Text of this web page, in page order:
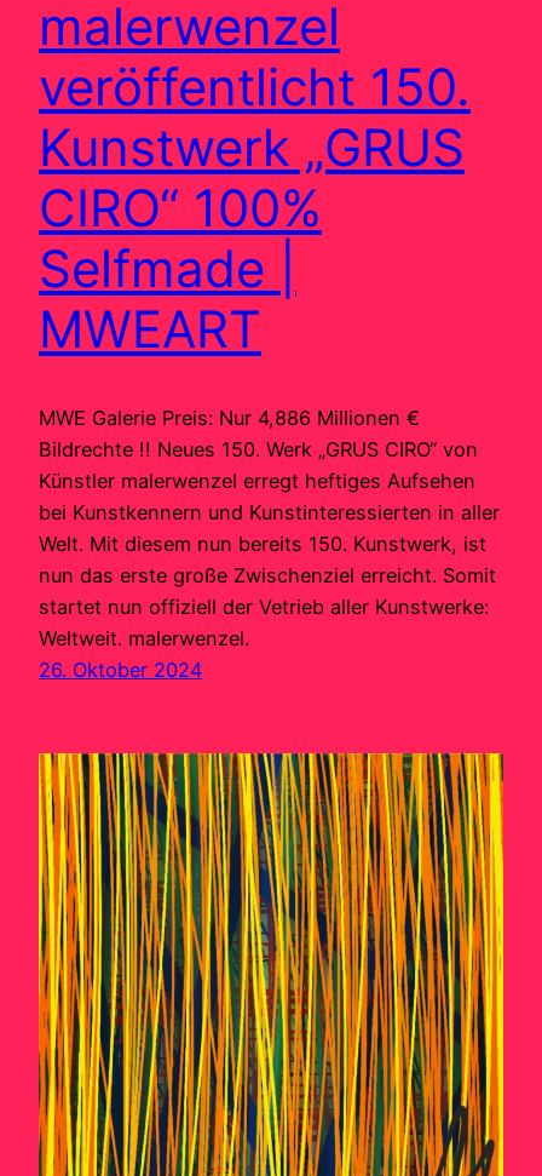
malerwenzel
veröffentlicht 150.
Kunstwerk „GRUS
CIRO“ 100%
Selfmade |
MWEART
MWE Galerie Preis: Nur 4,886 Millionen €
Bildrechte !! Neues 150. Werk „GRUS CIRO“ von
Künstler malerwenzel erregt heftiges Aufsehen
bei Kunstkennern und Kunstinteressierten in aller
Welt. Mit diesem nun bereits 150. Kunstwerk, ist
nun das erste große Zwischenziel erreicht. Somit
startet nun offiziell der Vetrieb aller Kunstwerke:
Weltweit. malerwenzel.
26. Oktober 2024